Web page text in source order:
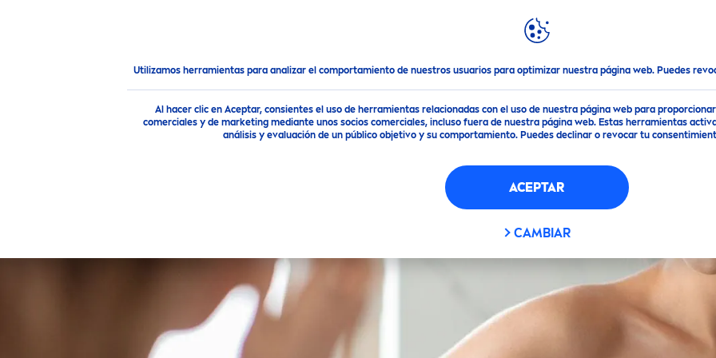
Utilizamos herramientas para analizar el comportamiento de nuestros usuarios para optimizar nuestra página web. Puedes
Al hacer clic en Aceptar, consientes el uso de herramientas relacionadas con el uso de nuestra página web para
comerciales y de marketing mediante unos socios comerciales, incluso fuera de nuestra página web. Estas herramientas
análisis y evaluación de un público objetivo y su comportamiento. Puedes declinar o revocar tu
ACEPTAR
CAMBIAR
DESTACADOS
¿Por qué hacer una rutinaskincare?